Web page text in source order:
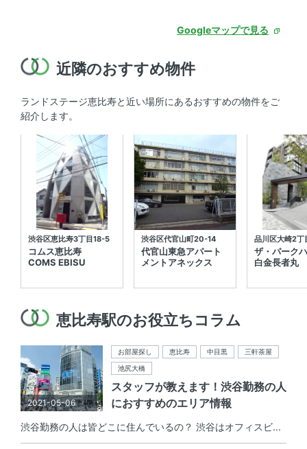
Googleマップで見る
近隣のおすすめ物件
ランドステージ恵比寿と近い場所にあるおすすめの物件をご
紹介します。
渋谷区恵比寿3丁目18-5
コムス恵比寿
COMS EBISU
渋谷区代官山町20-14
代官山東急アパート
メントアネックス
品川区大崎2丁
ザ・パーク
白金長者丸
恵比寿駅のお役立ちコラム
2021-05-06
お部屋探し 恵比寿 中目黒
三軒茶屋
池尻大橋
スタッフが教えます！渋谷勤務の人
におすすめのエリア情報
渋谷勤務の人は皆どこに住んでいるの？ 渋谷はオフィスビ...